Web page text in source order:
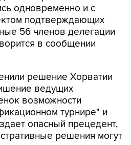
одновременно и с
подтверждающих
56 членов делегации
в сообщении
решение Хорватии
ведущих
возможности
турнире" и
опасный прецедент,
решения могут